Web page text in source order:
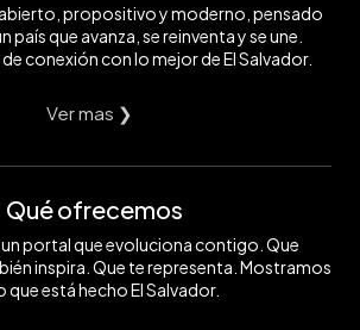
propositivo y moderno, pensado
país que avanza, se reinventa y se une.
conexión con lo mejor de El Salvador.
Ver mas ❯
Qué ofrecemos
portal que evoluciona contigo. Que
inspira. Que te representa. Mostramos
que está hecho El Salvador.